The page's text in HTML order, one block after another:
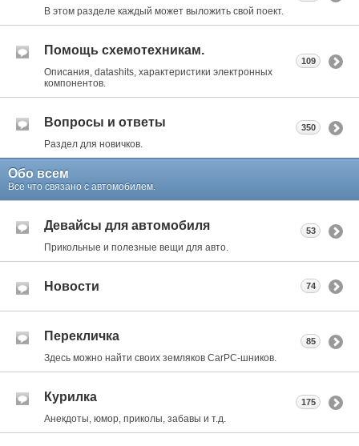
В этом разделе каждый может выложить свой поект.
Помощь схемотехникам.
Описания, datashits, характеристики электронных
компонентов.
109
Вопросы и ответы
Раздел для новичков.
350
Обо всем
Все что связано с автомобилем.
Девайсы для автомобиля
Прикольные и полезные вещи для авто.
53
Новости 74
Перекличка
Здесь можно найти своих земляков CarPC-шников.
85
Курилка
Анекдоты, юмор, приколы, забавы и т.д.
175